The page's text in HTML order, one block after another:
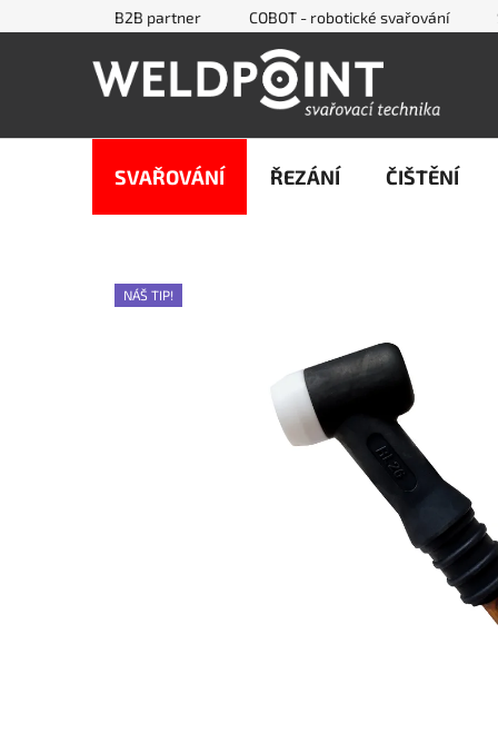
na
B2B partner COBOT - robotické svařování
SVAŘOVÁNÍ ŘEZÁNÍ ČIŠTĚNÍ
NÁŠ TIP!